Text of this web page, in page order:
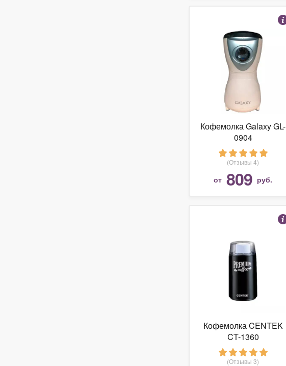
Кофемолка Galaxy GL-
0904
(Отзывы 4)
от 809 руб.
Кофемолка CENTEK
CT-1360
(Отзывы 3)